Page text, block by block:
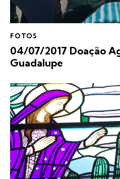
FOTOS
04/07/2017 Doação
Guadalupe